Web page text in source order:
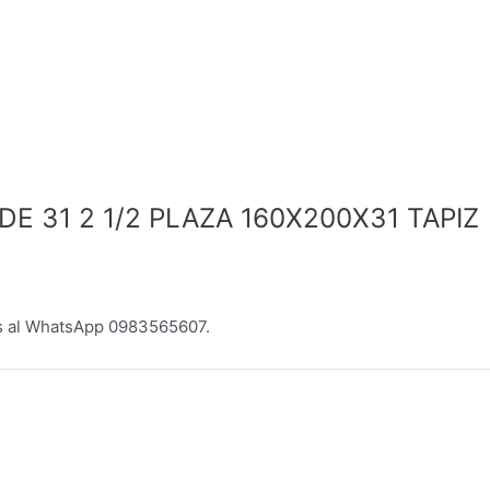
31 2 1/2 PLAZA 160X200X31 TAPIZ
al WhatsApp 0983565607.